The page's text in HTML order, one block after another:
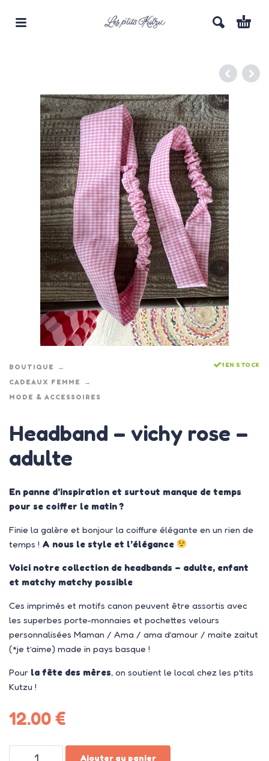
BOUTIQUE
CADEAUX FEMME
MODE & ACCESSOIRES
1 EN STOCK
Headband – vichy rose –
adulte
En panne d’inspiration et surtout manque de temps
pour se coiffer le matin ?
Finie la galère et bonjour la coiffure élégante en un rien de
temps ! A nous le style et l’élégance
Voici notre collection de headbands – adulte, enfant
et matchy matchy possible
Ces imprimés et motifs canon peuvent être assortis avec
les superbes porte-monnaies et pochettes velours
personnalisées Maman / Ama / ama d’amour / maite zaitut
(*je t’aime) made in pays basque !
Pour la fête des mères, on soutient le local chez les p’tits
Kutzu !
12.00€
Ajouter au panier